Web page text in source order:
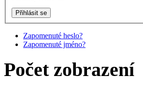
Zapomenuté heslo?
Zapomenuté jméno?
Počet zobrazení